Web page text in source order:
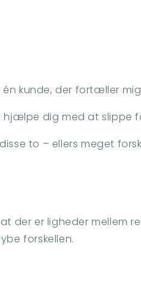
kunde, der fortæller
dig med at slippe
to – ellers meget
der er ligheder mellem
forskellen.